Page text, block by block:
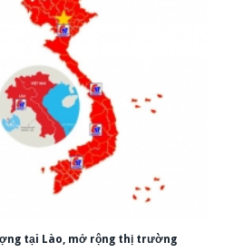
tại Lào, mở rộng thị trường